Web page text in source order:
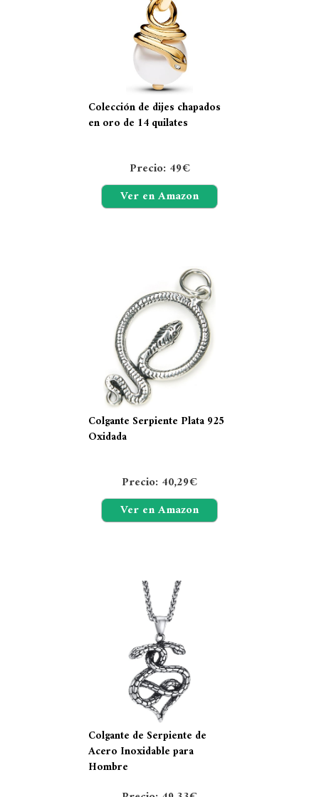
Colección de dijes chapados
en oro de 14 quilates
Precio: 49€
Ver en Amazon
Colgante Serpiente Plata 925
Oxidada
Precio: 40,29€
Ver en Amazon
Colgante de Serpiente de
Acero Inoxidable para
Hombre